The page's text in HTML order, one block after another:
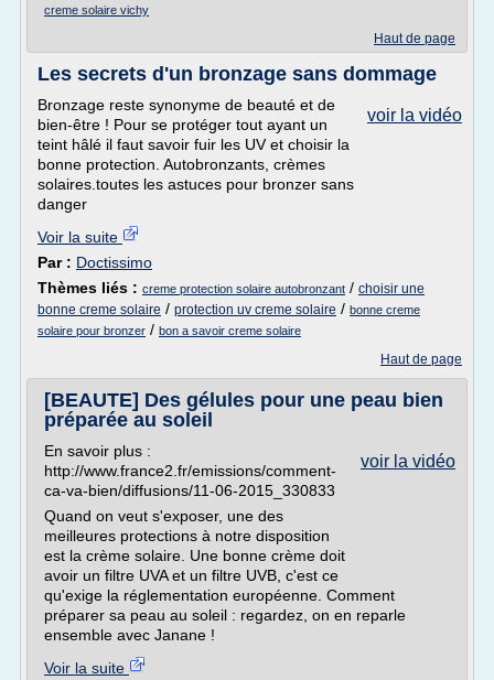
creme solaire vichy
Haut de page
Les secrets d'un bronzage sans dommage
voir la vidéo
Bronzage reste synonyme de beauté et de
bien-être ! Pour se protéger tout ayant un
teint hâlé il faut savoir fuir les UV et choisir la
bonne protection. Autobronzants, crèmes
solaires.toutes les astuces pour bronzer sans
danger
Voir la suite
Par : Doctissimo
Thèmes liés : creme protection solaire autobronzant / choisir une
bonne creme solaire / protection uv creme solaire / bonne creme
solaire pour bronzer / bon a savoir creme solaire
Haut de page
[BEAUTE] Des gélules pour une peau bien
préparée au soleil
voir la vidéo
En savoir plus :
http://www.france2.fr/emissions/comment-
ca-va-bien/diffusions/11-06-2015_330833
Quand on veut s'exposer, une des
meilleures protections à notre disposition
est la crème solaire. Une bonne crème doit
avoir un filtre UVA et un filtre UVB, c'est ce
qu'exige la réglementation européenne. Comment
préparer sa peau au soleil : regardez, on en reparle
ensemble avec Janane !
Voir la suite